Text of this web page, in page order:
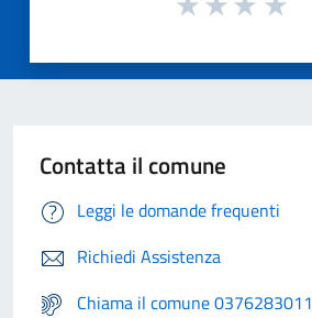
Contatta il comune
Leggi le domande frequenti
Richiedi Assistenza
Chiama il comune 0376283011